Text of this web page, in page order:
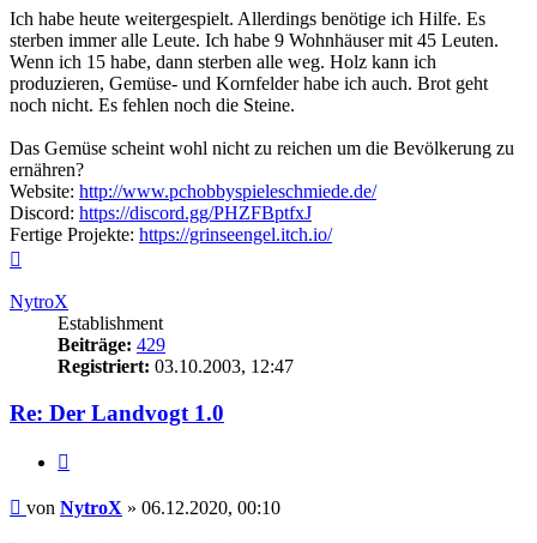
Ich habe heute weitergespielt. Allerdings benötige ich Hilfe. Es
sterben immer alle Leute. Ich habe 9 Wohnhäuser mit 45 Leuten.
Wenn ich 15 habe, dann sterben alle weg. Holz kann ich
produzieren, Gemüse- und Kornfelder habe ich auch. Brot geht
noch nicht. Es fehlen noch die Steine.
Das Gemüse scheint wohl nicht zu reichen um die Bevölkerung zu
ernähren?
Website: http://www.pchobbyspieleschmiede.de/
Discord: https://discord.gg/PHZFBptfxJ
Fertige Projekte: https://grinseengel.itch.io/
NytroX
Establishment
Beiträge: 429
Registriert: 03.10.2003, 12:47
Re: Der Landvogt 1.0
Beitrag
von NytroX » 06.12.2020, 00:10